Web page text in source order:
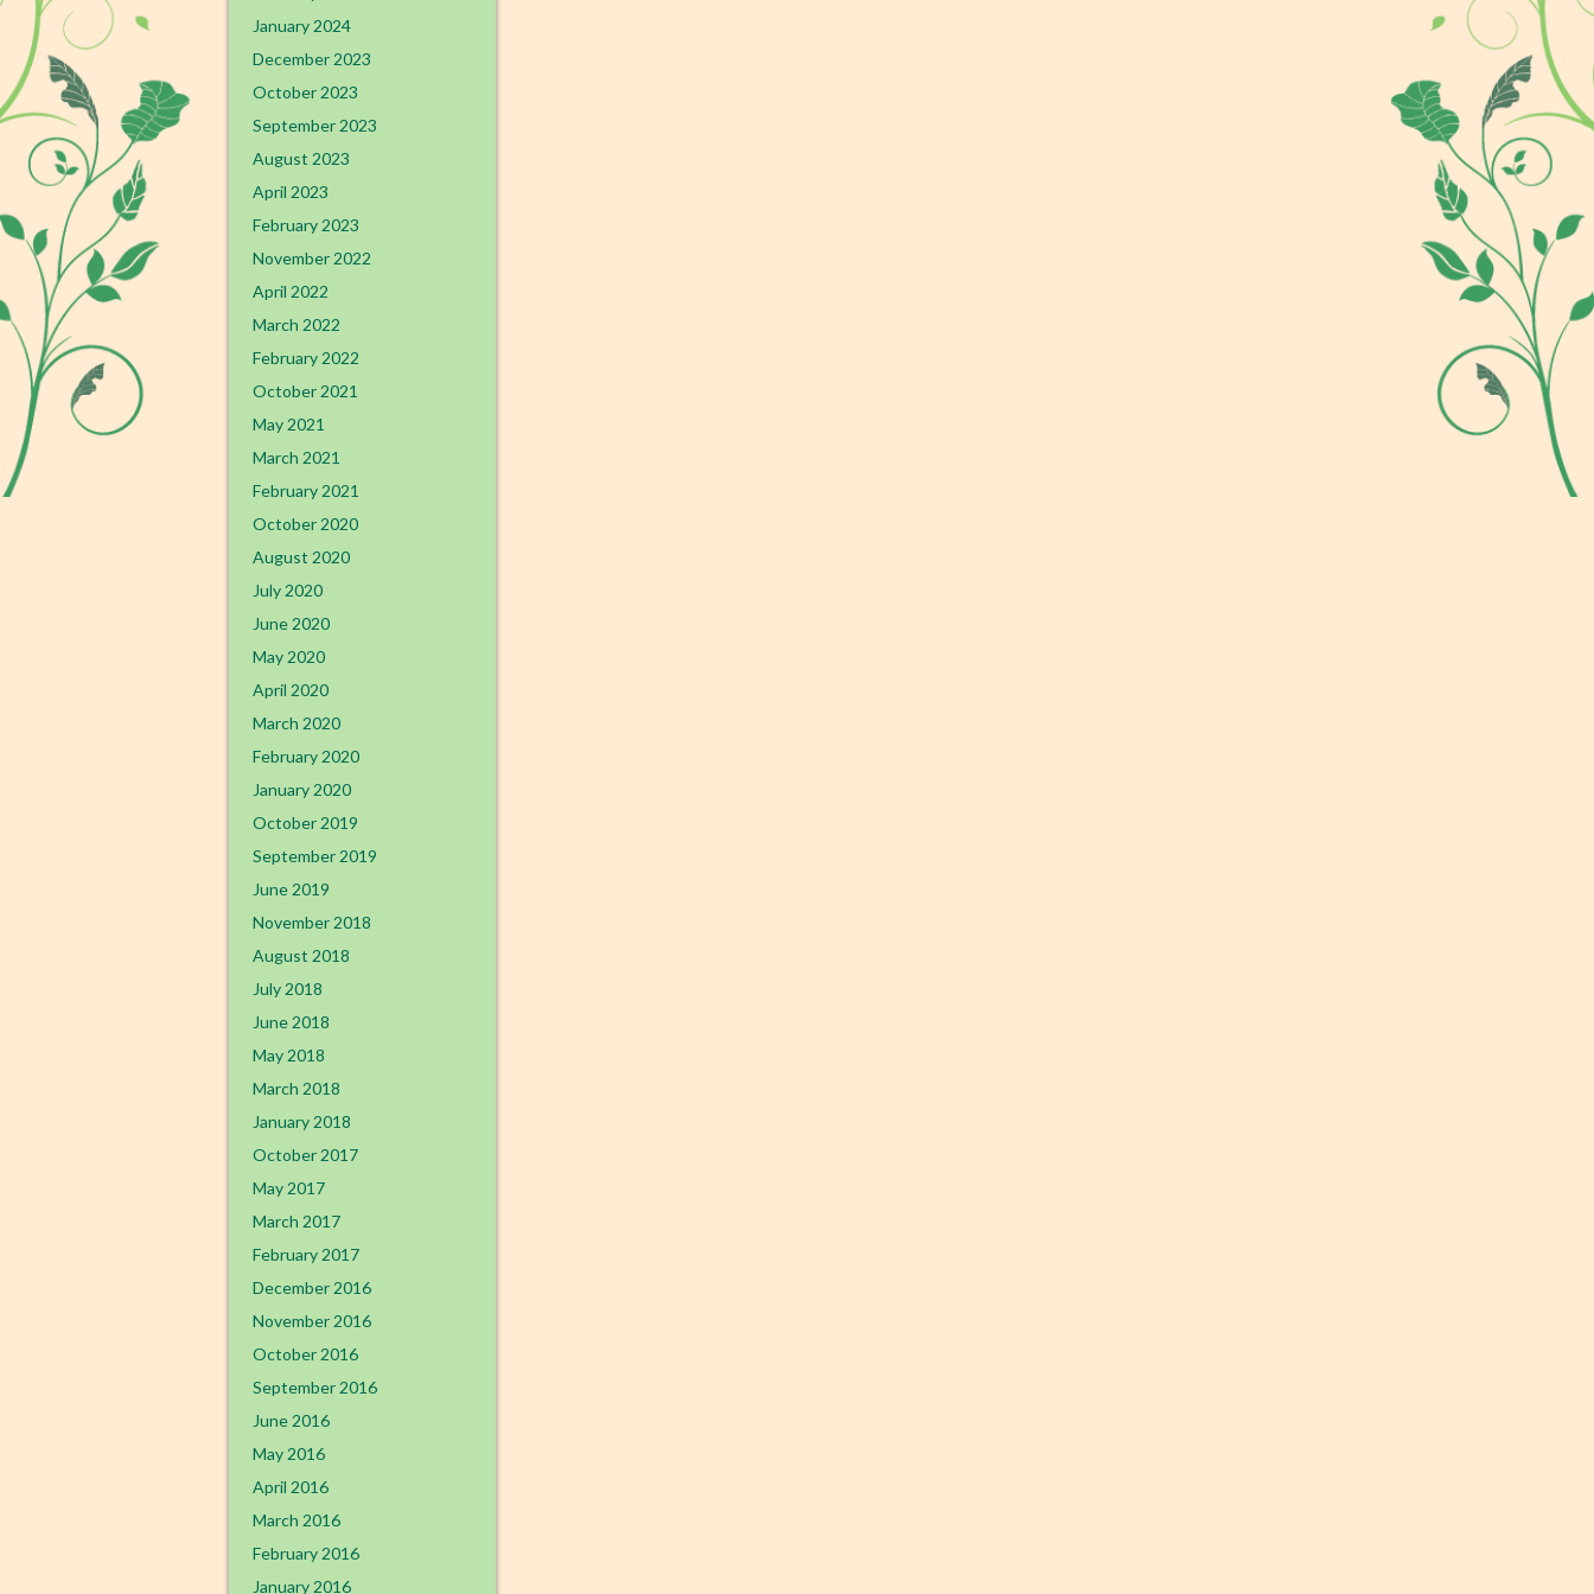
January 2024
December 2023
October 2023
September 2023
August 2023
April 2023
February 2023
November 2022
April 2022
March 2022
February 2022
October 2021
May 2021
March 2021
February 2021
October 2020
August 2020
July 2020
June 2020
May 2020
April 2020
March 2020
February 2020
January 2020
October 2019
September 2019
June 2019
November 2018
August 2018
July 2018
June 2018
May 2018
March 2018
January 2018
October 2017
May 2017
March 2017
February 2017
December 2016
November 2016
October 2016
September 2016
June 2016
May 2016
April 2016
March 2016
February 2016
January 2016